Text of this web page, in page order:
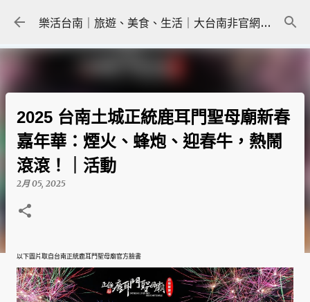
跳到主要內容 樂活台南｜旅遊、美食、生活｜大台南非官網｜tainanlohas.cc
2025 台南土城正統鹿耳門聖母廟新春
嘉年華：煙火、蜂炮、迎春牛，熱鬧
滾滾！｜活動
2月 05, 2025
以下圖片取自台南正統鹿耳門聖母廟官方臉書